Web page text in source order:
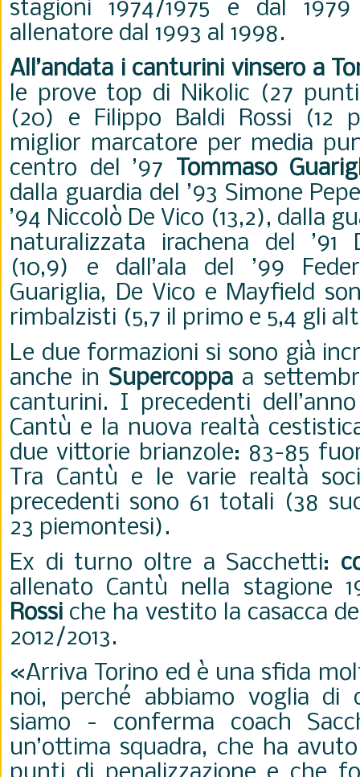
stagioni 1974/1975 e dal
allenatore dal 1993 al 1998.
All’andata i canturini vinsero a
le prove top di Nikolic (27
(20) e Filippo Baldi Rossi (12
miglior marcatore per media
centro del ’97
Tommaso
dalla guardia del ’93 Simone
’94 Niccolò De Vico (13,2), dalla
naturalizzata irachena del ’91
(10,9) e dall’ala del ’99
Guariglia, De Vico e Mayfield
rimbalzisti (5,7 il primo e 5,4 gli
Le due formazioni si sono già
anche in Supercoppa a
canturini. I precedenti
Cantù e la nuova realtà
due vittorie brianzole: 83-85
Tra Cantù e le varie realtà
precedenti sono 61 totali (38
23 piemontesi).
Ex di turno oltre a Sacchetti:
allenato Cantù nella stagione
Rossi che ha vestito la casacca
2012/2013.
«Arriva Torino ed è una sfida
noi, perché abbiamo voglia di
siamo - conferma coach
un’ottima squadra, che ha